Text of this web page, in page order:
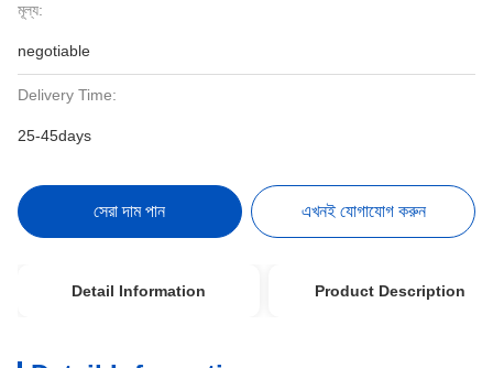
মূল্য:
negotiable
Delivery Time:
25-45days
সেরা দাম পান এখনই যোগাযোগ করুন
Detail Information Product Description